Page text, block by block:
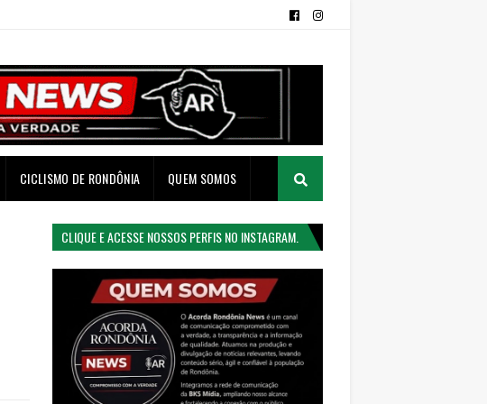
CICLISMO DE RONDÔNIA QUEM SOMOS
CLIQUE E ACESSE NOSSOS PERFIS NO INSTAGRAM.